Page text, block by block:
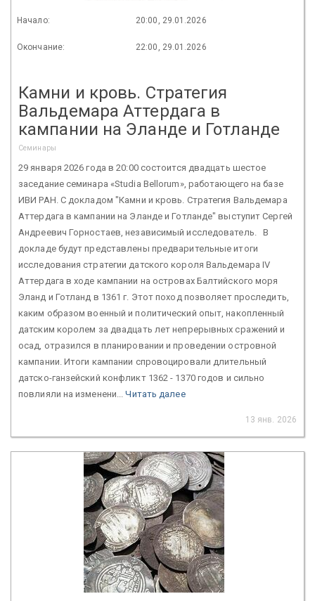
Начало: 20:00, 29.01.2026
Окончание: 22:00, 29.01.2026
Камни и кровь. Стратегия
Вальдемара Аттердага в
кампании на Эланде и Готланде
Семинары
29 января 2026 года в 20:00 состоится двадцать шестое
заседание семинара «Studia Bellorum», работающего на базе
ИВИ РАН. С докладом "Камни и кровь. Стратегия Вальдемара
Аттердага в кампании на Эланде и Готланде" выступит Сергей
Андреевич Горностаев, независимый исследователь. В
докладе будут представлены предварительные итоги
исследования стратегии датского короля Вальдемара IV
Аттердага в ходе кампании на островах Балтийского моря
Эланд и Готланд в 1361 г. Этот поход позволяет проследить,
каким образом военный и политический опыт, накопленный
датским королем за двадцать лет непрерывных сражений и
осад, отразился в планировании и проведении островной
кампании. Итоги кампании спровоцировали длительный
датско-ганзейский конфликт 1362 - 1370 годов и сильно
повлияли на изменени...Читать далее
13 янв. 2026